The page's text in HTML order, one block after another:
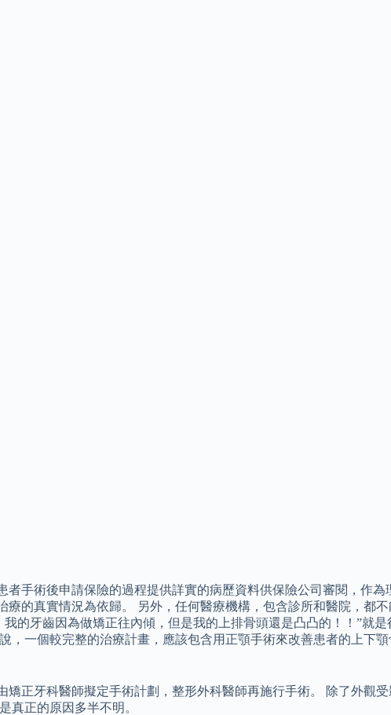
手術後申請保險的過程提供詳實的病歷資料供保險公司審閱，作
的真實情況為依歸。 另外，任何醫療機構，包含診所和醫院，都
的牙齒因為做矯正往內傾，但是我的上排骨頭還是凸凸的！！”就
，一個較完整的治療計畫，應該包含用正顎手術來改善患者的上下
正牙科醫師擬定手術計劃，整形外科醫師再施行手術。 除了外觀
真正的原因多半不明。